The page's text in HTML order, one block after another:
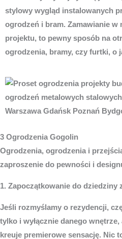
stylowy wygląd instalowanych
ogrodzeń i bram. Zamawianie w
projektu, to pewny sposób na
ogrodzenia, bramy, czy furtki, o
3 Ogrodzenia Gogolin
Ogrodzenia, ogrodzenia i
zaproszenie do pewności i
1. Zapoczątkowanie do dziedziny
Jeśli rozmyślamy o rezydencji,
tylko i wyłącznie danego
kreuje premierowe sensację. Nic